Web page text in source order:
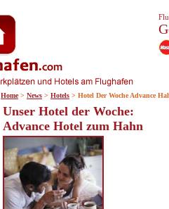
Unser Hotel der Woche:
Advance Hotel zum Hahn
Home > News > Hotels > Hotel Der Woche Advance